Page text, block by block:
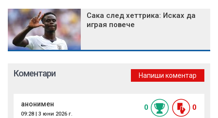
Сака след хеттрика: Исках да
играя повече
Коментари Напиши коментар
анонимен
09:28 | 3 юни 2026 г.
0 0